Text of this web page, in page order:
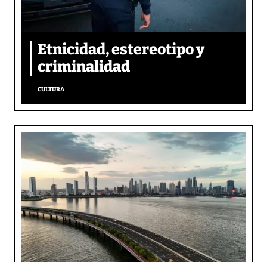
Etnicidad, estereotipo y
criminalidad
CULTURA